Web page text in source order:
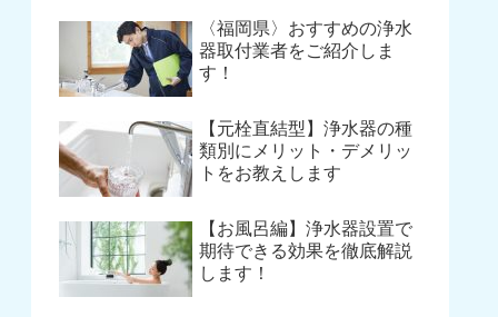
〈福岡県〉おすすめの浄水
器取付業者をご紹介しま
す！
【元栓直結型】浄水器の種
類別にメリット・デメリッ
トをお教えします
【お風呂編】浄水器設置で
期待できる効果を徹底解説
します！